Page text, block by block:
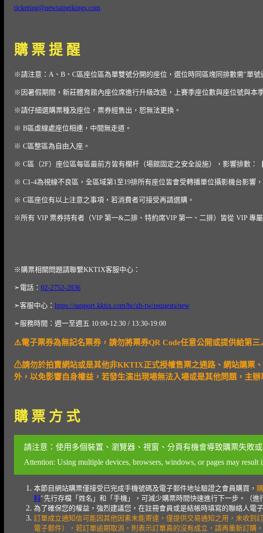
ticketing@newtaipeikings.com
購 票 提 醒
※請注意：A、B、C區座位區為單雙號分開的座位，選位時同區塊同排數需"單
※因暑假期間，新莊體育館內座位席進行升級改造，上賽季座位數與座位號與本
※請仔細選購票種及座位，票券經售出，恕無法更換。
※ B區虛線處座位相連，中間無走道。
※ C區整區為自由入座。
※ C區（2F）座位區每區最前方皆有欄杆（場館固定之安全設施），影響排數：
※ C1-4為視線不良區，全區域第1至19排所有座位皆會受轉播單位攝影機台影響
※ C區座位有以上注意之事項，若消費者可接受再請選購。
※所有 VIP 票券持有者（VIP 第一&二排、特約席VIP 第一、二排）皆從 VIP 專
※購票相關問題請聯繫KKTIX客服中心：
➣電話： 02-2752-2836
➣客服中心： https://support.kktix.com/hc/zh-tw/requests/new
➣服務時間：週一至週五 10:00-12:30 / 13:30-19:00
⚠️電子票券為無記名票券，請勿將票券QR Code任意公開或提供給第三
⚠請勿於拍賣網站或是其他非KKTIX正式授權售票之通路、網站購票
外，以免影響自身權益，若發生演出現場無法入場或是其他問題，主
購 票 方 式
請注意：使用多個裝置、瀏覽器、視窗、分頁有機會導致購票失敗
Attention: Using multiple devices, browsers, windows, or pages may result
本節目網站購票僅接受已完成手機號碼及電子郵件地址驗證之會員購買，
料"先行存檔「姓名」和「手機」，可減少購票時間快速進行下一步。（進
為了確保您的權益，強烈建議您，在註冊會員或是結帳時填寫的聯絡人電
訂單成立通知信可能因其他因素未能寄達，僅提供交易通知之用，未收
電子郵件），若訂單逾期取消，則表示訂單真的沒有成立，請再重新訂購